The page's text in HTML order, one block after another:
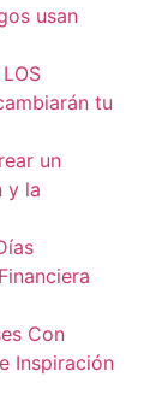
usan
tu
un
y la
Con
Inspiración